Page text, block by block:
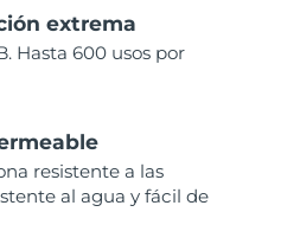
extrema
Hasta 600 usos por
resistente a las
al agua y fácil de